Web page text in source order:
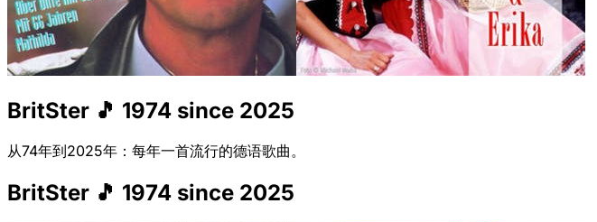
BritSter 🎵 1974 since 2025
从74年到2025年：每年一首流行的德语歌曲。
BritSter 🎵 1974 since 2025